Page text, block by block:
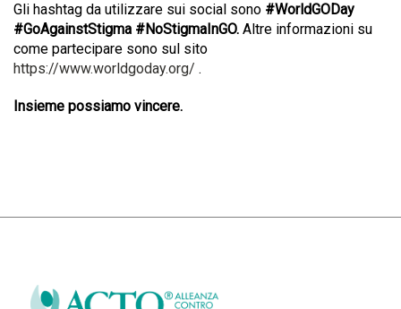
Gli hashtag da utilizzare sui social sono #WorldGODay
#GoAgainstStigma #NoStigmaInGO. Altre informazioni su
come partecipare sono sul sito
https://www.worldgoday.org/ .
Insieme possiamo vincere.